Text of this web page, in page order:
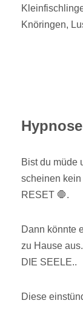
Knöringen,
Bist du müde
scheinen
RESET 🛑.
Dann könnte
zu Hause
DIE SEELE..
Diese